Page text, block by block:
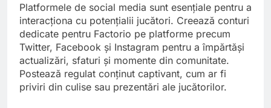
Platformele de social media sunt esențiale pentru a
interacționa cu potențialii jucători. Creează conturi
dedicate pentru Factorio pe platforme precum
Twitter, Facebook și Instagram pentru a împărtăși
actualizări, sfaturi și momente din comunitate.
Postează regulat conținut captivant, cum ar fi
priviri din culise sau prezentări ale jucătorilor.